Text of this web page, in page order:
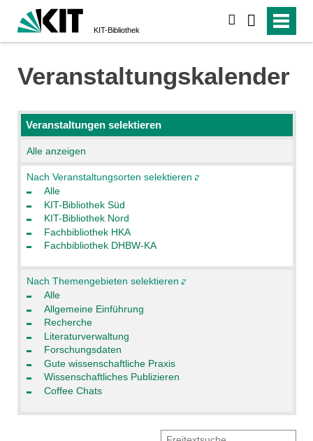
KIT-Bibliothek
Veranstaltungskalender
Veranstaltungen selektieren
Alle anzeigen
Nach Veranstaltungsorten selektieren
Alle
KIT-Bibliothek Süd
KIT-Bibliothek Nord
Fachbibliothek HKA
Fachbibliothek DHBW-KA
Nach Themengebieten selektieren
Alle
Allgemeine Einführung
Recherche
Literaturverwaltung
Forschungsdaten
Gute wissenschaftliche Praxis
Wissenschaftliches Publizieren
Coffee Chats